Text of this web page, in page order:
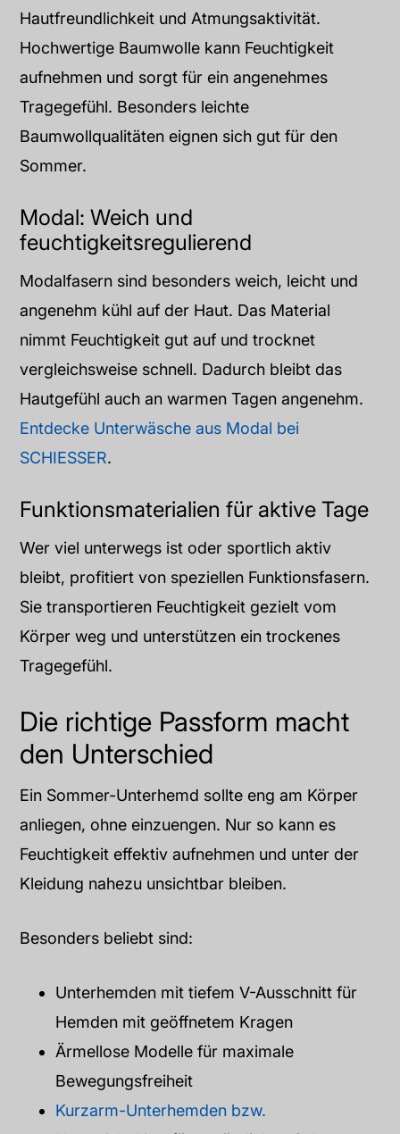
Hautfreundlichkeit und Atmungsaktivität.
Hochwertige Baumwolle kann Feuchtigkeit
aufnehmen und sorgt für ein angenehmes
Tragegefühl. Besonders leichte
Baumwollqualitäten eignen sich gut für den
Sommer.
Modal: Weich und
feuchtigkeitsregulierend
Modalfasern sind besonders weich, leicht und
angenehm kühl auf der Haut. Das Material
nimmt Feuchtigkeit gut auf und trocknet
vergleichsweise schnell. Dadurch bleibt das
Hautgefühl auch an warmen Tagen angenehm.
Entdecke Unterwäsche aus Modal bei
SCHIESSER.
Funktionsmaterialien für aktive Tage
Wer viel unterwegs ist oder sportlich aktiv
bleibt, profitiert von speziellen Funktionsfasern.
Sie transportieren Feuchtigkeit gezielt vom
Körper weg und unterstützen ein trockenes
Tragegefühl.
Die richtige Passform macht
den Unterschied
Ein Sommer-Unterhemd sollte eng am Körper
anliegen, ohne einzuengen. Nur so kann es
Feuchtigkeit effektiv aufnehmen und unter der
Kleidung nahezu unsichtbar bleiben.
Besonders beliebt sind:
Unterhemden mit tiefem V-Ausschnitt für
Hemden mit geöffnetem Kragen
Ärmellose Modelle für maximale
Bewegungsfreiheit
Kurzarm-Unterhemden bzw.